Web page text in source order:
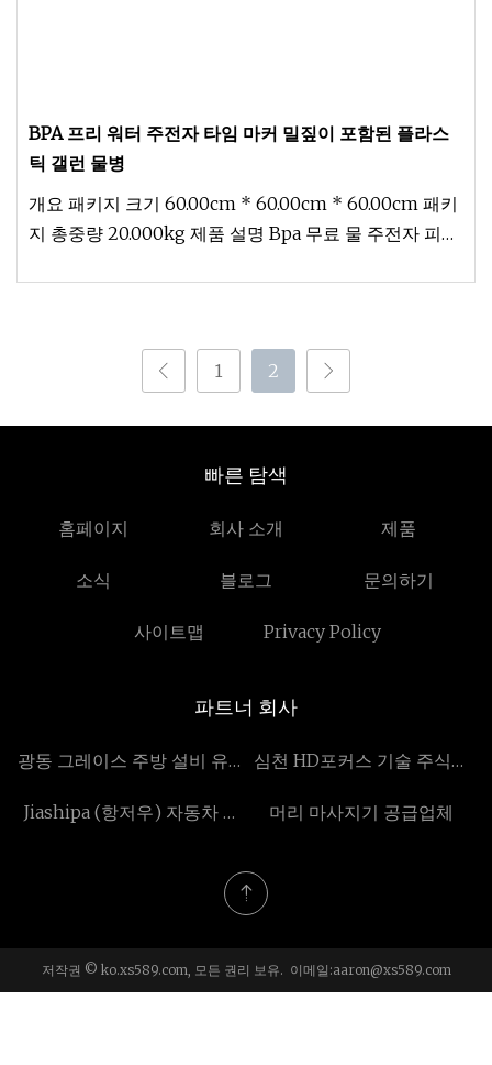
BPA 프리 워터 주전자 타임 마커 밀짚이 포함된 플라스
틱 갤런 물병
개요 패키지 크기 60.00cm * 60.00cm * 60.00cm 패키
지 총중량 20.000kg 제품 설명 Bpa 무료 물 주전자 피트
1 2
빠른 탐색
홈페이지 회사 소개 제품
소식 블로그 문의하기
사이트맵 Privacy Policy
파트너 회사
광동 그레이스 주방 설비 유한
심천 HD포커스 기술 주식회
Jiashipa (항저우) 자동차 기
머리 마사지기 공급업체
저작권 © ko.xs589.com, 모든 권리 보유. 이메일:aaron@xs589.com